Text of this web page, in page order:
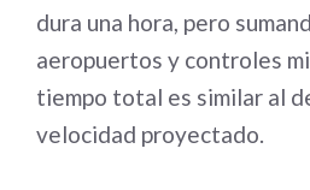
dura una hora, pero
aeropuertos y controles
tiempo total es similar al
velocidad proyectado.